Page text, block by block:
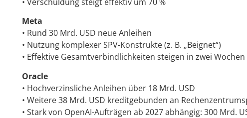
Meta
• Rund 30 Mrd. USD neue Anleihen
• Nutzung komplexer SPV-Konstrukte (z. B. „Beignet“)
• Effektive Gesamtverbindlichkeiten steigen in zwei
Oracle
• Hochverzinsliche Anleihen über 18 Mrd. USD
• Weitere 38 Mrd. USD kreditgebunden an
• Stark von OpenAI-Aufträgen ab 2027 abhängig: 300 Mrd.